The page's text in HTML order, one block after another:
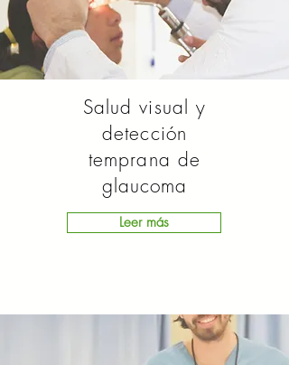
Salud visual y
detección
temprana de
glaucoma
Leer más